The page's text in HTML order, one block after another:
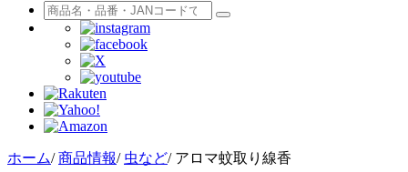
ホーム/ 商品情報/ 虫など/ アロマ蚊取り線香